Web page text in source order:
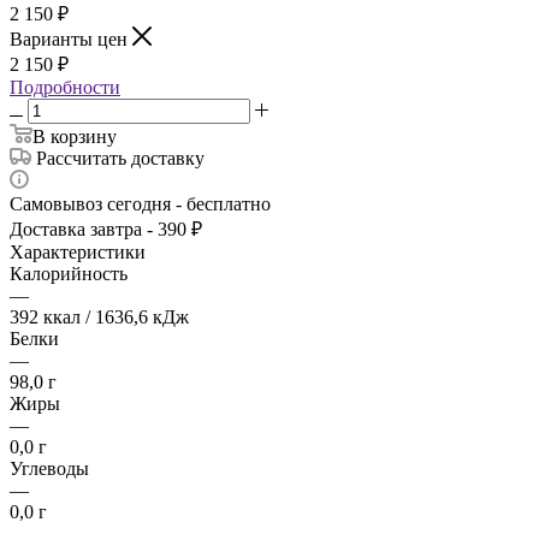
2 150 ₽
Варианты цен
2 150 ₽
Подробности
В корзину
Рассчитать доставку
Самовывоз сегодня - бесплатно
Доставка завтра - 390 ₽
Характеристики
Калорийность
—
392 ккал / 1636,6 кДж
Белки
—
98,0 г
Жиры
—
0,0 г
Углеводы
—
0,0 г